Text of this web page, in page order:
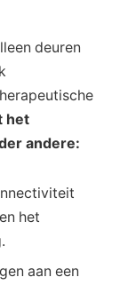
deuren
het
andere:
het
aan een